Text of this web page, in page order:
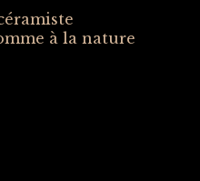
à la nature